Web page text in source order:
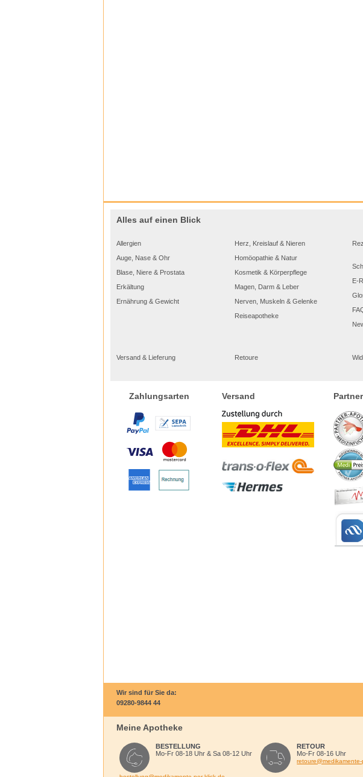
Alles auf einen Blick
Allergien
Auge, Nase & Ohr
Blase, Niere & Prostata
Erkältung
Ernährung & Gewicht
Herz, Kreislauf & Nieren
Homöopathie & Natur
Kosmetik & Körperpflege
Magen, Darm & Leber
Nerven, Muskeln & Gelenke
Reiseapotheke
E-
Versand & Lieferung Retoure
Zahlungsarten Versand Partner
Wir sind für Sie da:
09280-9844 44
Meine Apotheke
BESTELLUNG
Mo-Fr 08-18 Uhr & Sa 08-12 Uhr
RETOUR
Mo-Fr 08-16 Uhr
retoure@medikamente-